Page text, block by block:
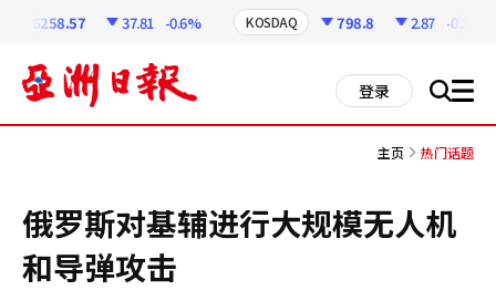
6258.57 37.81 -0.6% KOSDAQ 798.8 2.87 -0.36%
登录 搜 all
主页 热门话题
俄罗斯对基辅进行大规模无人机
和导弹攻击